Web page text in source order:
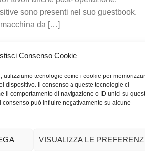
Consenso Cookie
utilizziamo tecnologie come i cookie per
dispositivo. Il consenso a queste tecnologie ci
il comportamento di navigazione o ID unici su
consenso può influire negativamente su alcune
VISUALIZZA LE
sono presenti nel suo guestbook.
da […]
, laser Ricostruzione tatuaggi sbagliati
Lascia un